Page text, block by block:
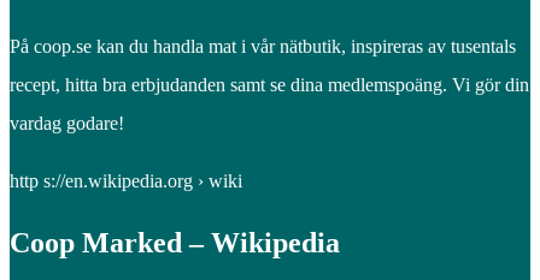
På coop.se kan du handla mat i vår nätbutik, inspireras av tusentals
recept, hitta bra erbjudanden samt se dina medlemspoäng. Vi gör din
vardag godare!
http s://en.wikipedia.org › wiki
Coop Marked – Wikipedia